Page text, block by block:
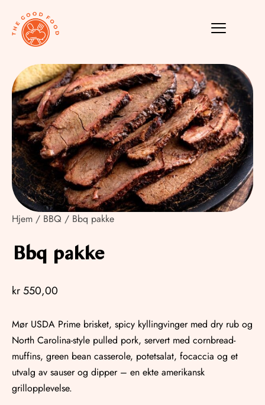
Hjem / BBQ / Bbq pakke
Bbq pakke
kr550,00
Mør USDA Prime brisket, spicy kyllingvinger med dry rub og
North Carolina-style pulled pork, servert med cornbread-
muffins, green bean casserole, potetsalat, focaccia og et
utvalg av sauser og dipper – en ekte amerikansk
grillopplevelse.